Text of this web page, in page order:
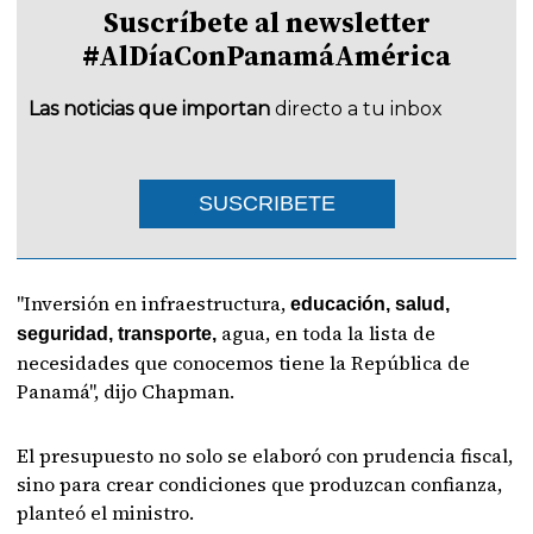
Suscríbete al newsletter
#AlDíaConPanamáAmérica
Las noticias que importan directo a tu inbox
SUSCRIBETE
"Inversión en infraestructura, educación, salud,
seguridad, transporte, agua, en toda la lista de
necesidades que conocemos tiene la República de
Panamá", dijo Chapman.
El presupuesto no solo se elaboró con prudencia fiscal,
sino para crear condiciones que produzcan confianza,
planteó el ministro.